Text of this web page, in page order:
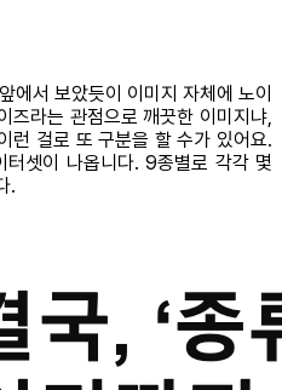
에서 보았듯이 이미지 자체에 노이
즈라는 관점으로 깨끗한 이미지냐,
런 걸로 또 구분을 할 수가 있어요.
셋이 나옵니다. 9종별로 각각 몇
.